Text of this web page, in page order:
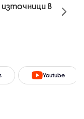
в
Youtube